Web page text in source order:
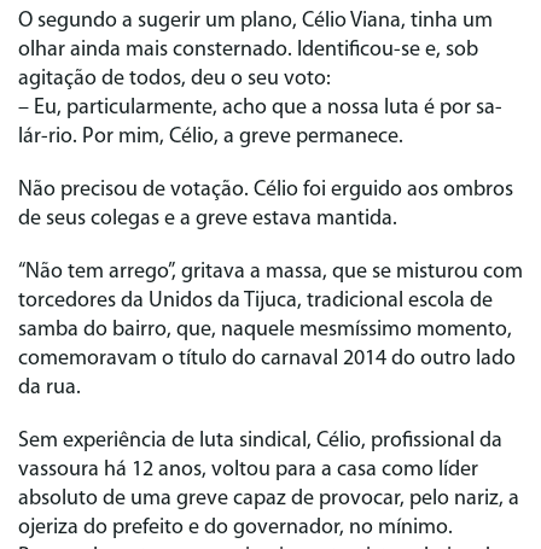
O segundo a sugerir um plano, Célio Viana, tinha um
olhar ainda mais consternado. Identificou-se e, sob
agitação de todos, deu o seu voto:
– Eu, particularmente, acho que a nossa luta é por sa-
lár-rio. Por mim, Célio, a greve permanece.
Não precisou de votação. Célio foi erguido aos ombros
de seus colegas e a greve estava mantida.
“Não tem arrego”, gritava a massa, que se misturou com
torcedores da Unidos da Tijuca, tradicional escola de
samba do bairro, que, naquele mesmíssimo momento,
comemoravam o título do carnaval 2014 do outro lado
da rua.
Sem experiência de luta sindical, Célio, profissional da
vassoura há 12 anos, voltou para a casa como líder
absoluto de uma greve capaz de provocar, pelo nariz, a
ojeriza do prefeito e do governador, no mínimo.